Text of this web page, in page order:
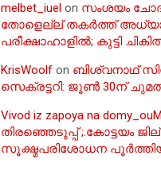
melbet_iuel on സംശയം
തോളെല്ല് തകർത്ത്
പരീക്ഷാഹാളിൽ; കുട്ടി
KrisWoolf on ബിശ്വനാഥ്
സെക്രട്ടറി: ജൂൺ 30ന്
Vivod iz zapoya na
തിരഞ്ഞെടുപ്പ് ;.കോട്ടയം
സൂക്ഷ്മപരിശോധന